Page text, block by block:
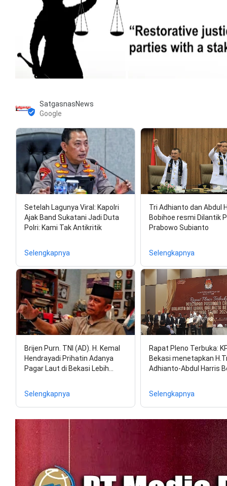
SatgasnasNews
Google
Setelah Lagunya Viral: Kapolri
Ajak Band Sukatani Jadi Duta
Polri: Kami Tak Antikritik
Selengkapnya
Tri Adhianto dan Abdul
Bobihoe resmi Dilantik
Prabowo Subianto
Selengkapnya
Brijen Purn. TNI (AD). H. Kemal
Hendrayadi Prihatin Adanya
Pagar Laut di Bekasi Lebih…
Selengkapnya
Rapat Pleno Terbuka:
Bekasi menetapkan
Adhianto-Abdul Harris
Selengkapnya